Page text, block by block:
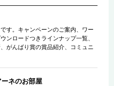
す。キャンペーンのご案内、ワー
ンロードつきラインナップ一覧、
がんばり賞の賞品紹介、コミュニ
ネのお部屋